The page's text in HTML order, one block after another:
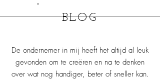
BLOG
De ondernemer in mij heeft het altijd al leuk
gevonden om te creëren en na te denken
over wat nog handiger, beter of sneller kan.